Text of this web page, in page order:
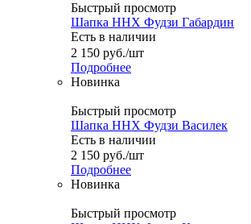
Быстрый просмотр
Шапка ННХ Фудзи Габардин
Есть в наличии
2 150 руб./шт
Подробнее
Новинка
Быстрый просмотр
Шапка ННХ Фудзи Василек
Есть в наличии
2 150 руб./шт
Подробнее
Новинка
Быстрый просмотр